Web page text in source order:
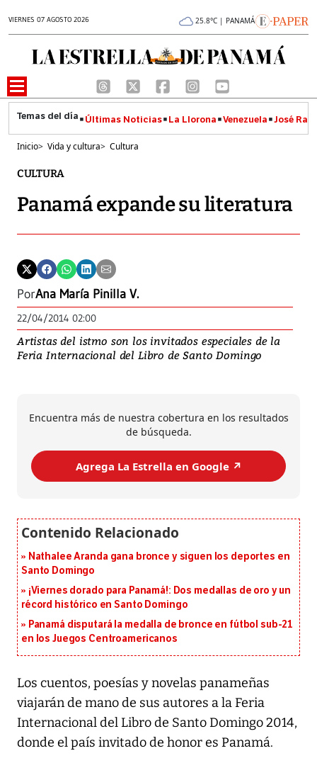
VIERNES 07 AGOSTO 2026 25.8°C | PANAMÁ
Últimas Noticias La Llorona Venezuela José
Inicio> Vida y cultura> Cultura
CULTURA
Panamá expande su literatura
PorAna María Pinilla V.
22/04/2014 02:00
Artistas del istmo son los invitados especiales de la
Feria Internacional del Libro de Santo Domingo
Encuentra más de nuestra cobertura en los resultados
de búsqueda.
Agrega La Estrella en Google ↗️
Nathalee Aranda gana bronce y siguen los deportes en
Santo Domingo
¡Viernes dorado para Panamá!: Dos medallas de oro y un
récord histórico en Santo Domingo
Panamá disputará la medalla de bronce en fútbol sub-21
en los Juegos Centroamericanos
Los cuentos, poesías y novelas panameñas
viajarán de mano de sus autores a la Feria
Internacional del Libro de Santo Domingo 2014,
donde el país invitado de honor es Panamá.